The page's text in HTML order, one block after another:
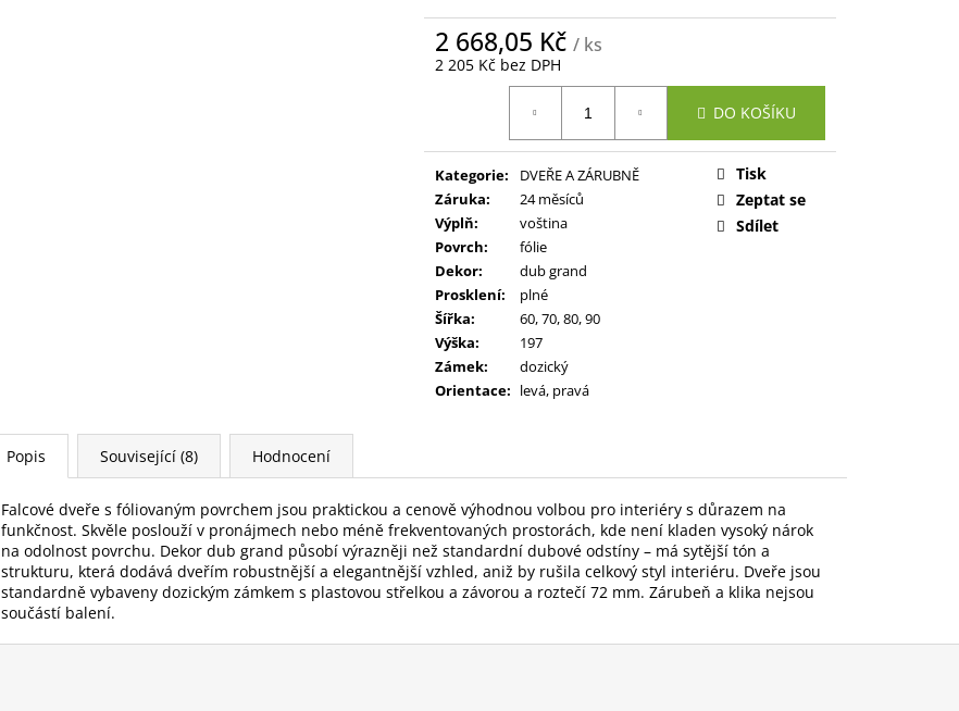
2 668,05 Kč / ks
2 205 Kč bez DPH
DO KOŠÍKU
Kategorie:
DVEŘE A ZÁRUBNĚ
Záruka:
24 měsíců
Výplň:
voština
Povrch:
fólie
Dekor:
dub grand
Prosklení:
plné
Šířka:
60, 70, 80, 90
Výška:
197
Zámek:
dozický
Orientace: levá, pravá
Tisk
Zeptat se
Sdílet
Popis Související (8) Hodnocení
Falcové dveře s fóliovaným povrchem jsou praktickou a cenově výhodnou volbou pro interiéry s důrazem na
funkčnost. Skvěle poslouží v pronájmech nebo méně frekventovaných prostorách, kde není kladen vysoký nárok
na odolnost povrchu. Dekor dub grand působí výrazněji než standardní dubové odstíny – má sytější tón a
strukturu, která dodává dveřím robustnější a elegantnější vzhled, aniž by rušila celkový styl interiéru. Dveře jsou
standardně vybaveny dozickým zámkem s plastovou střelkou a závorou a roztečí 72 mm. Zárubeň a klika nejsou
součástí balení.